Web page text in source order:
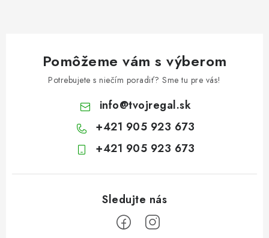
Pomôžeme vám s výberom
Potrebujete s niečím poradiť? Sme tu pre vás!
info@tvojregal.sk
+421 905 923 673
+421 905 923 673